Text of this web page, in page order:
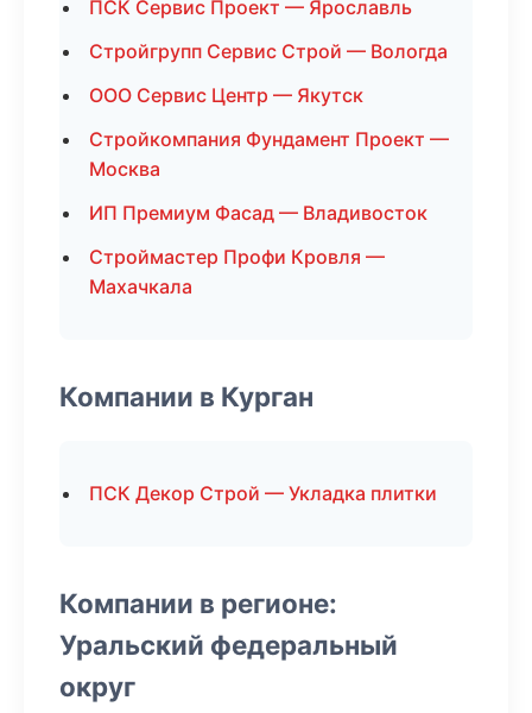
ПСК Сервис Проект — Ярославль
Стройгрупп Сервис Строй — Вологда
ООО Сервис Центр — Якутск
Стройкомпания Фундамент Проект —
Москва
ИП Премиум Фасад — Владивосток
Строймастер Профи Кровля —
Махачкала
Компании в Курган
ПСК Декор Строй — Укладка плитки
Компании в регионе:
Уральский федеральный
округ